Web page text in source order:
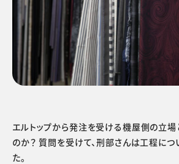
エルトップから発注を受ける機屋側の立場
のか？ 質問を受けて、刑部さんは工程につ
た。